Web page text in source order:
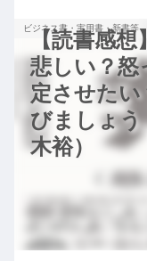
【読書感想
悲しい？怒
定させたい
びましょう
木裕）
ビジネス書・実用書・新書等